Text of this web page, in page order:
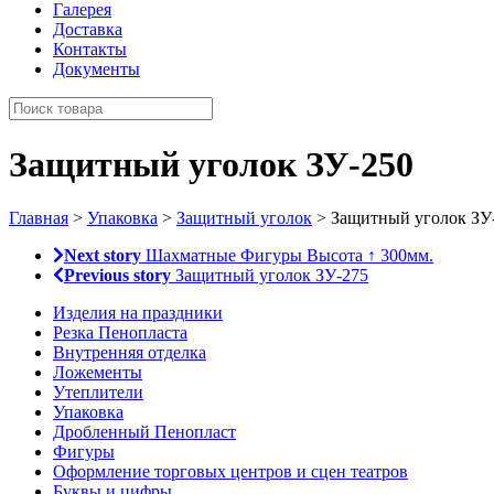
Галерея
Доставка
Контакты
Документы
Защитный уголок ЗУ-250
Главная > Упаковка > Защитный уголок > Защитный уголок
Next story Шахматные Фигуры Высота ↑ 300мм.
Previous story Защитный уголок ЗУ-275
Изделия на праздники
Резка Пенопласта
Внутренняя отделка
Ложементы
Утеплители
Упаковка
Дробленный Пенопласт
Фигуры
Оформление торговых центров и сцен театров